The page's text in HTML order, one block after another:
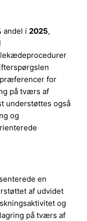
andel i2025,
for
på tværs af
understøttes også
og
en
af udvidet
og
på tværs af